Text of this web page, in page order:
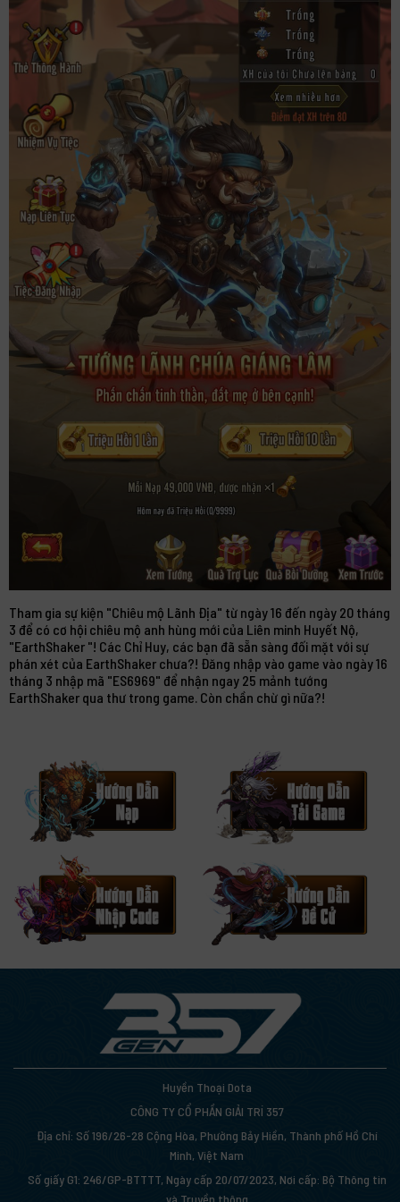
Tham gia sự kiện "Chiêu mộ Lãnh Địa" từ ngày 16 đến ngày 20 tháng
3 để có cơ hội chiêu mộ anh hùng mới của Liên minh Huyết Nộ,
"EarthShaker "! Các Chỉ Huy, các bạn đã sẵn sàng đối mặt với sự
phán xét của EarthShaker chưa?! Đăng nhập vào game vào ngày 16
tháng 3 nhập mã "ES6969" để nhận ngay 25 mảnh tướng
EarthShaker qua thư trong game. Còn chần chừ gì nữa?!
Huyền Thoại Dota
CÔNG TY CỔ PHẦN GIẢI TRÍ 357
Địa chỉ: Số 196/26-28 Cộng Hòa, Phường Bảy Hiền, Thành phố Hồ Chí
Minh, Việt Nam
Số giấy G1: 246/GP-BTTTT, Ngày cấp 20/07/2023, Nơi cấp: Bộ Thông tin
và Truyền thông